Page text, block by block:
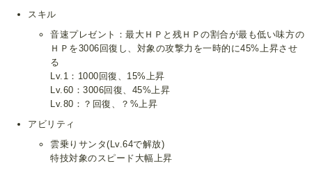
スキル
音速プレゼント：最大ＨＰと残ＨＰの割合が最も低い味方の
ＨＰを3006回復し、対象の攻撃力を一時的に45%上昇させ
る
Lv.1：1000回復、15%上昇
Lv.60：3006回復、45%上昇
Lv.80：？回復、？%上昇
アビリティ
雲乗りサンタ(Lv.64で解放)
特技対象のスピード大幅上昇